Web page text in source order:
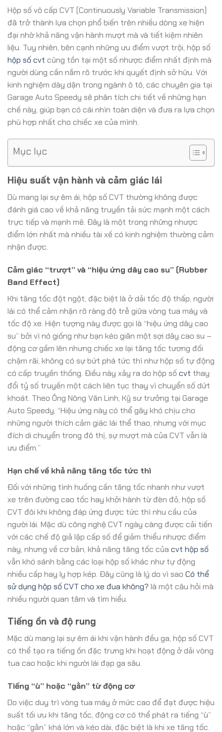
Hộp số vô cấp CVT (Continuously Variable Transmission)
đã trở thành lựa chọn phổ biến trên nhiều dòng xe hiện
đại nhờ khả năng vận hành mượt mà và tiết kiệm nhiên
liệu. Tuy nhiên, bên cạnh những ưu điểm vượt trội, hộp số
hộp số cvt cũng tồn tại một số nhược điểm nhất định mà
người dùng cần nắm rõ trước khi quyết định sở hữu. Với
kinh nghiệm dày dặn trong ngành ô tô, các chuyên gia tại
Garage Auto Speedy sẽ phân tích chi tiết về những hạn
chế này, giúp bạn có cái nhìn toàn diện và đưa ra lựa chọn
phù hợp nhất cho chiếc xe của mình.
Mục lục
Hiệu suất vận hành và cảm giác lái
Dù mang lại sự êm ái, hộp số CVT thường không được
đánh giá cao về khả năng truyền tải sức mạnh một cách
trực tiếp và mạnh mẽ. Đây là một trong những nhược
điểm lớn nhất mà nhiều tài xế có kinh nghiệm thường cảm
nhận được.
Cảm giác “trượt” và “hiệu ứng dây cao su” (Rubber
Band Effect)
Khi tăng tốc đột ngột, đặc biệt là ở dải tốc độ thấp, người
lái có thể cảm nhận rõ ràng độ trễ giữa vòng tua máy và
tốc độ xe. Hiện tượng này được gọi là “hiệu ứng dây cao
su” bởi vì nó giống như bạn kéo giãn một sợi dây cao su –
động cơ gầm lên nhưng chiếc xe lại tăng tốc tương đối
chậm rãi, không có sự bứt phá tức thì như hộp số tự động
có cấp truyền thống. Điều này xảy ra do hộp số cvt thay
đổi tỷ số truyền một cách liên tục thay vì chuyển số dứt
khoát. Theo Ông Nông Văn Linh, Kỹ sư trưởng tại Garage
Auto Speedy, “Hiệu ứng này có thể gây khó chịu cho
những người thích cảm giác lái thể thao, nhưng với mục
đích di chuyển trong đô thị, sự mượt mà của CVT vẫn là
ưu điểm.”
Hạn chế về khả năng tăng tốc tức thì
Đối với những tình huống cần tăng tốc nhanh như vượt
xe trên đường cao tốc hay khởi hành từ đèn đỏ, hộp số
CVT đôi khi không đáp ứng được tức thì nhu cầu của
người lái. Mặc dù công nghệ CVT ngày càng được cải tiến
với các chế độ giả lập cấp số để giảm thiểu nhược điểm
này, nhưng về cơ bản, khả năng tăng tốc của cvt hộp số
vẫn khó sánh bằng các loại hộp số khác như tự động
nhiều cấp hay ly hợp kép. Đây cũng là lý do vì sao Có thể
sử dụng hộp số CVT cho xe đua không? là một câu hỏi mà
nhiều người quan tâm và tìm hiểu.
Tiếng ồn và độ rung
Mặc dù mang lại sự êm ái khi vận hành đều ga, hộp số CVT
có thể tạo ra tiếng ồn đặc trưng khi hoạt động ở dải vòng
tua cao hoặc khi người lái đạp ga sâu.
Tiếng “ù” hoặc “gằn” từ động cơ
Do việc duy trì vòng tua máy ở mức cao để đạt được hiệu
suất tối ưu khi tăng tốc, động cơ có thể phát ra tiếng “ù”
hoặc “gằn” khá lớn và kéo dài, đặc biệt là khi xe tăng tốc.